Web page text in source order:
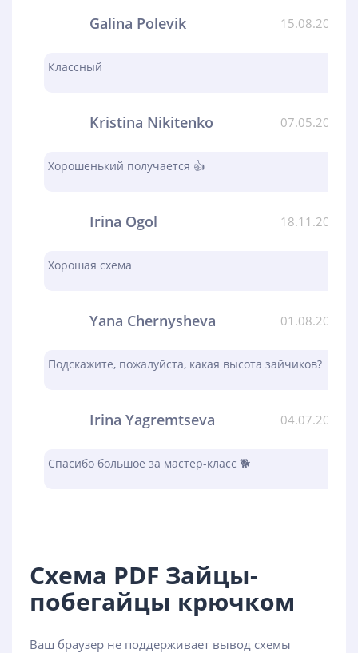
Galina Polevik 15.08.2024
Классный
Kristina Nikitenko 07.05.2024
Хорошенький получается 👍
Irina Ogol 18.11.2023
Хорошая схема
Yana Chernysheva 01.08.2023
Подскажите, пожалуйста, какая высота зайчиков?
Irina Yagremtseva 04.07.2023
Спасибо большое за мастер-класс 🐕
Схема PDF Зайцы-
побегайцы крючком
Ваш браузер не поддерживает вывод схемы